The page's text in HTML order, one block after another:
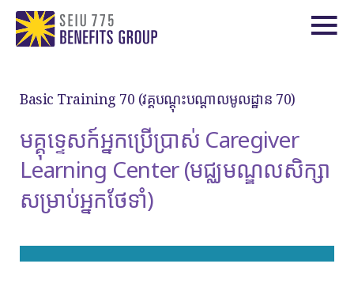
Basic Training 70 (វគ្គបណ្តុះបណ្តាលមូលដ្ឋាន 70)
មគ្គុទ្ទេសក៍អ្នកប្រើប្រាស់ Caregiver
Learning Center (មជ្ឈមណ្ឌលសិក្សា
សម្រាប់អ្នកថែទាំ)